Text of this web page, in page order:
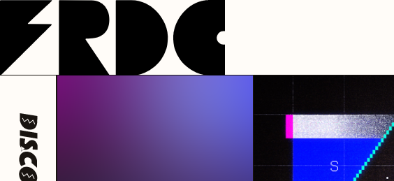
公式アカウント
@frederitter
フレデリック Official
@frederic_tok
公式アカウント
@frederigram
三原
@kenditter
NEWS LIVE
DISCOGRAPHY
HOME